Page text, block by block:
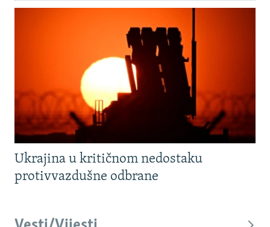
Ukrajina u kritičnom nedostaku
protivvazdušne odbrane